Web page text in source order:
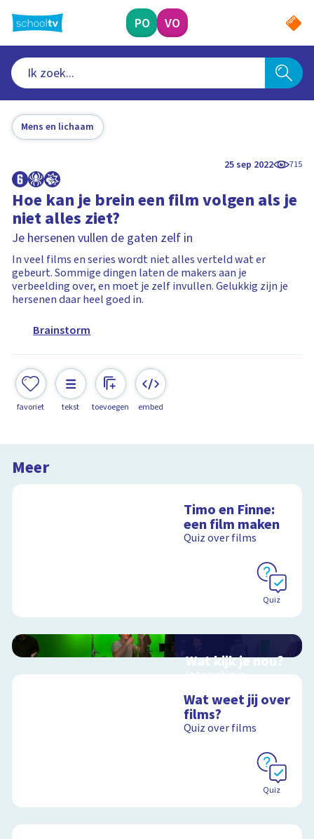
naar
hoofdinhoud
PO VO
Mens en lichaam
25 sep 2022 715
Hoe kan je brein een film volgen als je
niet alles ziet?
Je hersenen vullen de gaten zelf in
In veel films en series wordt niet alles verteld wat er
gebeurt. Sommige dingen laten de makers aan je
verbeelding over, en moet je zelf invullen. Gelukkig zijn je
hersenen daar heel goed in.
Brainstorm
favoriet tekst toevoegen embed
Meer
Timo en Finne:
een film maken
Quiz over films
Quiz
Wat kijk je nou?
Interactieve
en video
Schoolplaat
Wat weet jij over
films?
Quiz over films
Quiz